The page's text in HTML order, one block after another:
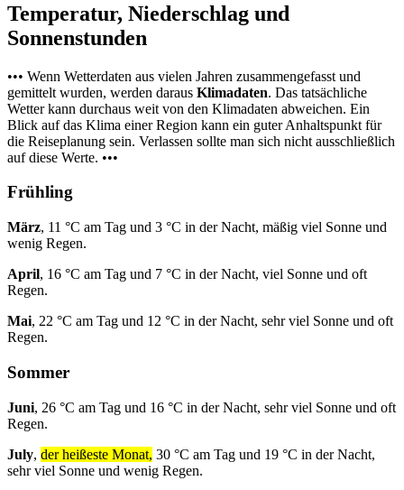
Temperatur, Niederschlag und
Sonnenstunden
••• Wenn Wetterdaten aus vielen Jahren zusammengefasst und
gemittelt wurden, werden daraus Klimadaten. Das tatsächliche
Wetter kann durchaus weit von den Klimadaten abweichen. Ein
Blick auf das Klima einer Region kann ein guter Anhaltspunkt für
die Reiseplanung sein. Verlassen sollte man sich nicht ausschließlich
auf diese Werte. •••
Frühling
März, 11 °C am Tag und 3 °C in der Nacht, mäßig viel Sonne und
wenig Regen.
April, 16 °C am Tag und 7 °C in der Nacht, viel Sonne und oft
Regen.
Mai, 22 °C am Tag und 12 °C in der Nacht, sehr viel Sonne und oft
Regen.
Sommer
Juni, 26 °C am Tag und 16 °C in der Nacht, sehr viel Sonne und oft
Regen.
July, der heißeste Monat, 30 °C am Tag und 19 °C in der Nacht,
sehr viel Sonne und wenig Regen.